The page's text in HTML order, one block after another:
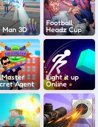
Man 3D
Football
Headz Cup
Agent
Light it up
Online